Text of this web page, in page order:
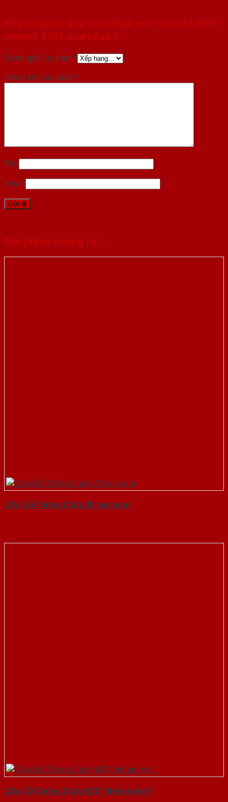
Hãy là người đầu tiên nhận xét “Cửa Gỗ MDF
veneer P1R2 xoan dao 2”
Đánh giá của bạn *
Nhận xét của bạn *
Tên
Email
Sản phẩm tương tự
Cửa Gỗ Chống Cháy 2P son xam
Cửa Gỗ Chống Cháy MDF Melamine 1